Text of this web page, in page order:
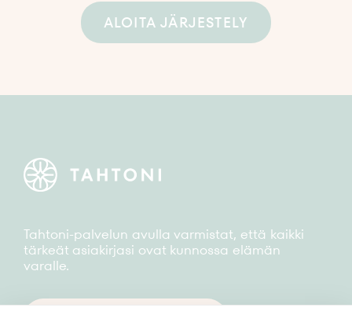
ALOITA JÄRJESTELY
Tahtoni-palvelun avulla varmistat, että kaikki
tärkeät asiakirjasi ovat kunnossa elämän
varalle.